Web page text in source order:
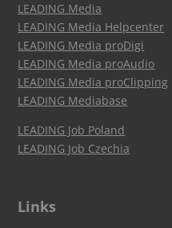
LEADING Media
LEADING Media Helpcenter
LEADING Media proDigi
LEADING Media proAudio
LEADING Media proClipping
LEADING Mediabase
LEADING Job Poland
LEADING Job Czechia
Links